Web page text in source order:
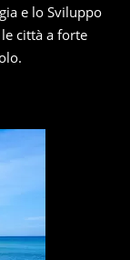
e lo Sviluppo
città a forte